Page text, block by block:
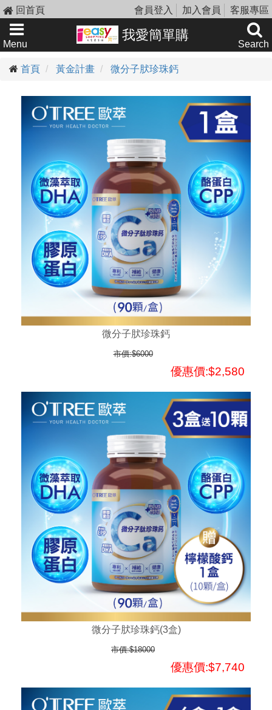
回首頁 會員登入 加入會員 客服專區
Menu
我愛簡單購
Search
首頁 黃金計畫 微分子肰珍珠鈣
微分子肰珍珠鈣
市價:$6000
優惠價:$2,580
微分子肰珍珠鈣(3盒)
市價:$18000
優惠價:$7,740